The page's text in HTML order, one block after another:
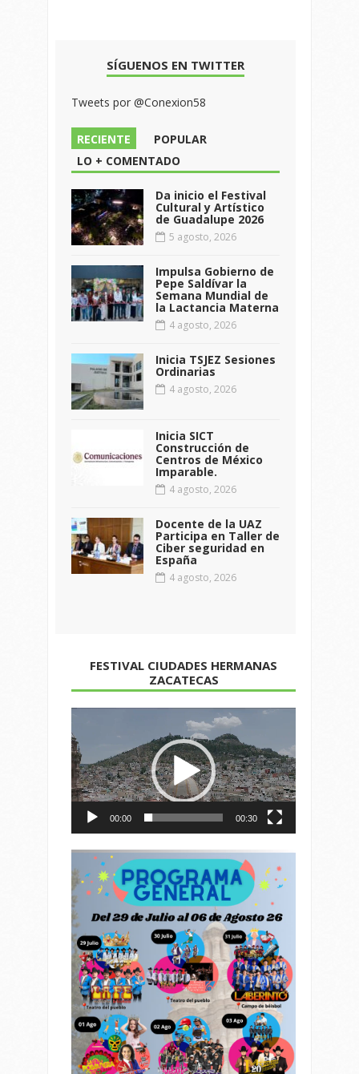
SÍGUENOS EN TWITTER
Tweets por @Conexion58
RECIENTE
POPULAR
LO + COMENTADO
Da inicio el Festival
Cultural y Artístico
de Guadalupe 2026
5 agosto, 2026
Impulsa Gobierno de
Pepe Saldívar la
Semana Mundial de
la Lactancia Materna
4 agosto, 2026
Inicia TSJEZ Sesiones
Ordinarias
4 agosto, 2026
Inicia SICT
Construcción de
Centros de México
Imparable.
4 agosto, 2026
Docente de la UAZ
Participa en Taller de
Ciber seguridad en
España
4 agosto, 2026
FESTIVAL CIUDADES HERMANAS
ZACATECAS
de
vídeo
00:00 00:30